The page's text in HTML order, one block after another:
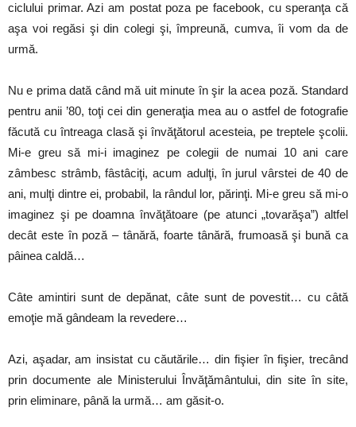
ciclului primar. Azi am postat poza pe facebook, cu speranţa că
aşa voi regăsi şi din colegi şi, împreună, cumva, îi vom da de
urmă.
Nu e prima dată când mă uit minute în şir la acea poză. Standard
pentru anii ’80, toţi cei din generaţia mea au o astfel de fotografie
făcută cu întreaga clasă şi învăţătorul acesteia, pe treptele şcolii.
Mi-e greu să mi-i imaginez pe colegii de numai 10 ani care
zâmbesc strâmb, fâstâciţi, acum adulţi, în jurul vârstei de 40 de
ani, mulţi dintre ei, probabil, la rândul lor, părinţi. Mi-e greu să mi-o
imaginez şi pe doamna învăţătoare (pe atunci „tovarăşa”) altfel
decât este în poză – tânără, foarte tânără, frumoasă şi bună ca
pâinea caldă…
Câte amintiri sunt de depănat, câte sunt de povestit… cu câtă
emoţie mă gândeam la revedere…
Azi, aşadar, am insistat cu căutările… din fişier în fişier, trecând
prin documente ale Ministerului Învăţământului, din site în site,
prin eliminare, până la urmă… am găsit-o.